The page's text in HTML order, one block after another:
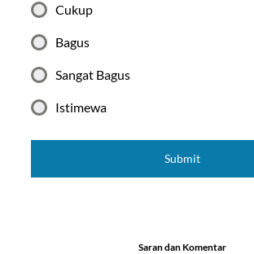
Cukup
Bagus
Sangat Bagus
Istimewa
Submit
Saran dan Komentar